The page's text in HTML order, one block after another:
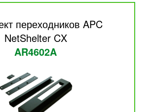
переходников APC
NetShelter CX
AR4602A